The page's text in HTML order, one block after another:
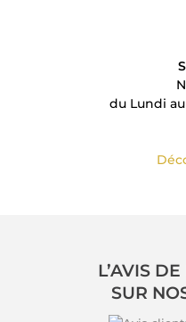
du Lundi
L’AVIS
SUR